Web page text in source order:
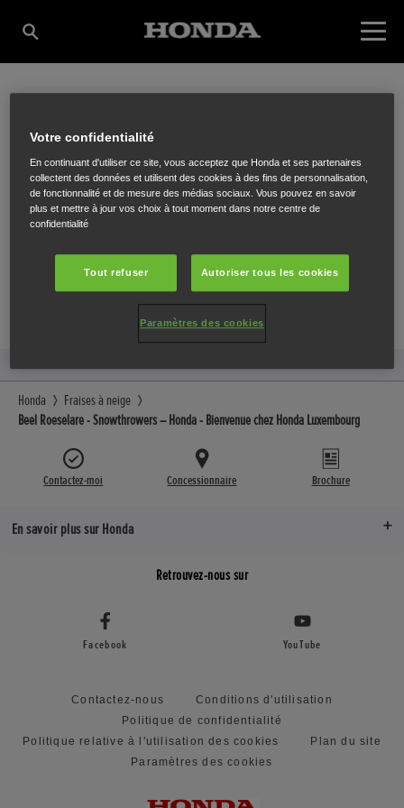
BEEL ROESELARE
Diksmuidsesteenweg 394,Roeselare,8800
Honda
Fraises à neige
Beel Roeselare - Snowthrowers – Honda - Bienvenue chez Honda Luxembourg
Contactez-moi Concessionnaire Brochure
En savoir plus sur Honda
Retrouvez-nous sur
Facebook YouTube
Contactez-nous
Conditions d'utilisation
Politique de confidentialité
Politique relative à l'utilisation des cookies
Plan du site
Paramètres des cookies
Votre confidentialité
En continuant d'utiliser ce site, vous acceptez que Honda et ses partenaires
collectent des données et utilisent des cookies à des fins de personnalisation,
de fonctionnalité et de mesure des médias sociaux. Vous pouvez en savoir
plus et mettre à jour vos choix à tout moment dans notre centre de
confidentialité
Tout refuser Autoriser tous les cookies
Paramètres des cookies